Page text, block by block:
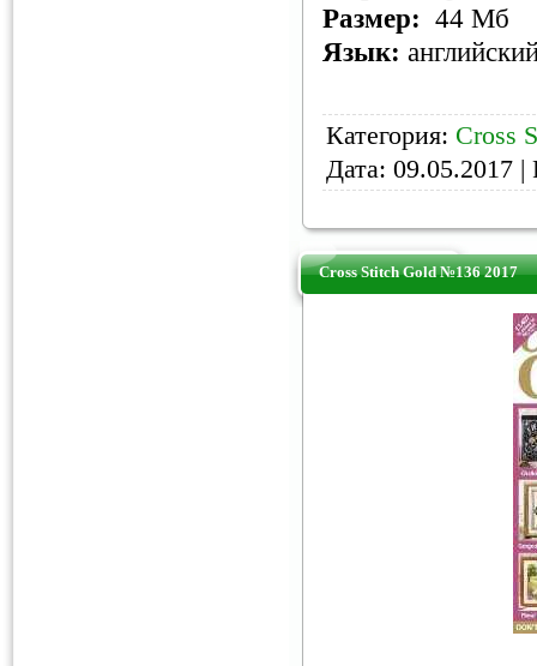
Размер: 44 Мб
Язык:
Категория: Cross
Дата: 09.05.2017 |
Cross Stitch Gold №136 2017